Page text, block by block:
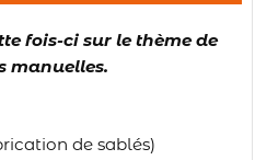
fois-ci sur le thème de
manuelles.
de sablés)